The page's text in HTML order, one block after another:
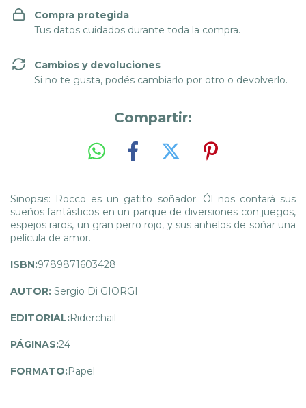
Compra protegida
Tus datos cuidados durante toda la compra.
Cambios y devoluciones
Si no te gusta, podés cambiarlo por otro o devolverlo.
Compartir:
Sinopsis: Rocco es un gatito soñador. Ól nos contará sus
sueños fantásticos en un parque de diversiones con juegos,
espejos raros, un gran perro rojo, y sus anhelos de soñar una
película de amor.
ISBN:9789871603428
AUTOR: Sergio Di GIORGI
EDITORIAL:Riderchail
PÁGINAS:24
FORMATO:Papel